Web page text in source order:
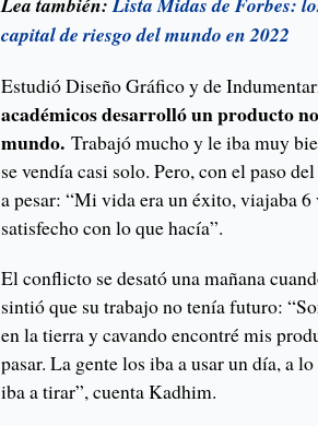
capital de riesgo del mundo en 2022
Estudió Diseño Gráfico y de
académicos desarrolló un producto
mundo.Trabajó mucho y le iba muy
se vendía casi solo. Pero, con el paso
a pesar: “Mi vida era un éxito, viajaba 6
satisfecho con lo que hacía”.
El conflicto se desató una mañana
sintió que su trabajo no tenía futuro:
en la tierra y cavando encontré mis
pasar. La gente los iba a usar un día, a
iba a tirar”, cuenta Kadhim.